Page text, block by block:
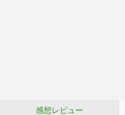
感想レビュー